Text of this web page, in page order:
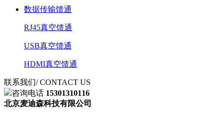
数据传输馈通
RJ45真空馈通
USB真空馈通
HDMI真空馈通
联系我们/ CONTACT US
咨询电话 15301310116
北京麦迪森科技有限公司